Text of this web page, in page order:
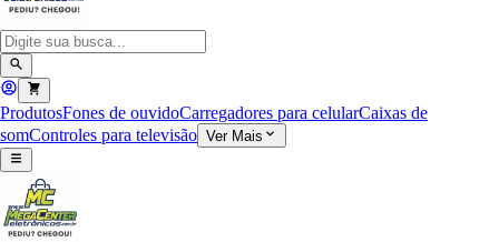
ProdutosFones de ouvidoCarregadores para celularCaixas de
somControles para televisão Ver Mais